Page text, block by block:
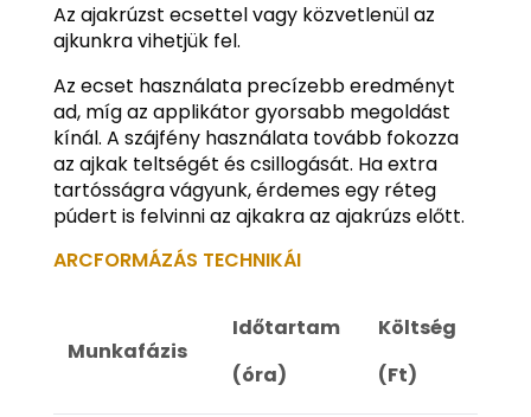
Az ajakrúzst ecsettel vagy közvetlenül az
ajkunkra vihetjük fel.
Az ecset használata precízebb eredményt
ad, míg az applikátor gyorsabb megoldást
kínál. A szájfény használata tovább fokozza
az ajkak teltségét és csillogását. Ha extra
tartósságra vágyunk, érdemes egy réteg
púdert is felvinni az ajkakra az ajakrúzs előtt.
ARCFORMÁZÁS TECHNIKÁI
Munkafázis
Időtartam
(óra)
Költség
(Ft)